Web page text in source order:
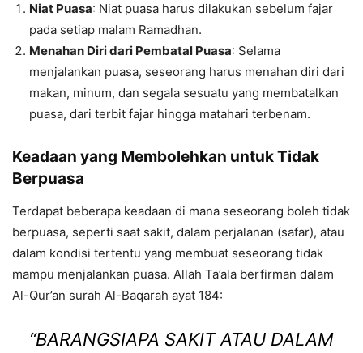
Niat Puasa: Niat puasa harus dilakukan sebelum fajar
pada setiap malam Ramadhan.
Menahan Diri dari Pembatal Puasa: Selama
menjalankan puasa, seseorang harus menahan diri dari
makan, minum, dan segala sesuatu yang membatalkan
puasa, dari terbit fajar hingga matahari terbenam.
Keadaan yang Membolehkan untuk Tidak
Berpuasa
Terdapat beberapa keadaan di mana seseorang boleh tidak
berpuasa, seperti saat sakit, dalam perjalanan (safar), atau
dalam kondisi tertentu yang membuat seseorang tidak
mampu menjalankan puasa. Allah Ta’ala berfirman dalam
Al-Qur’an surah Al-Baqarah ayat 184:
“BARANGSIAPA SAKIT ATAU DALAM